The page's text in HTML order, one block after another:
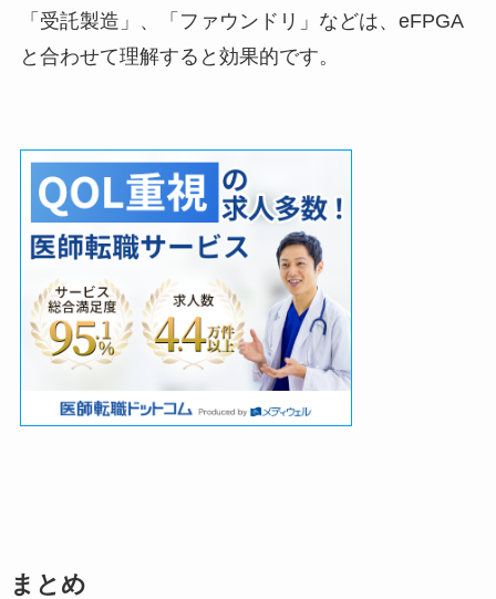
「受託製造」、「ファウンドリ」などは、eFPGA
と合わせて理解すると効果的です。
まとめ